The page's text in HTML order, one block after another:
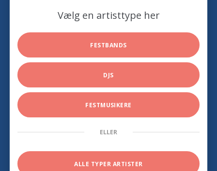
Vælg en artisttype her
FESTBANDS
DJS
FESTMUSIKERE
ELLER
ALLE TYPER ARTISTER